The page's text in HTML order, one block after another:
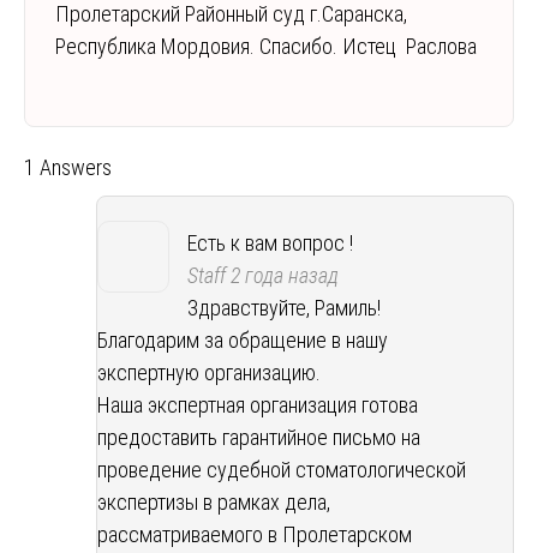
Пролетарский Районный суд г.Саранска,
Республика Мордовия. Спасибо. Истец Раслова
1 Answers
Есть к вам вопрос !
Staff2 года назад
Здравствуйте, Рамиль!
Благодарим за обращение в нашу
экспертную организацию.
Наша экспертная организация готова
предоставить гарантийное письмо на
проведение судебной стоматологической
экспертизы в рамках дела,
рассматриваемого в Пролетарском